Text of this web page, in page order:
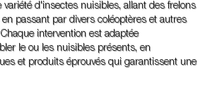
d'insectes nuisibles, allant des frelons
passant par divers coléoptères et autres
intervention est adaptée
le ou les nuisibles présents, en
et produits éprouvés qui garantissent une